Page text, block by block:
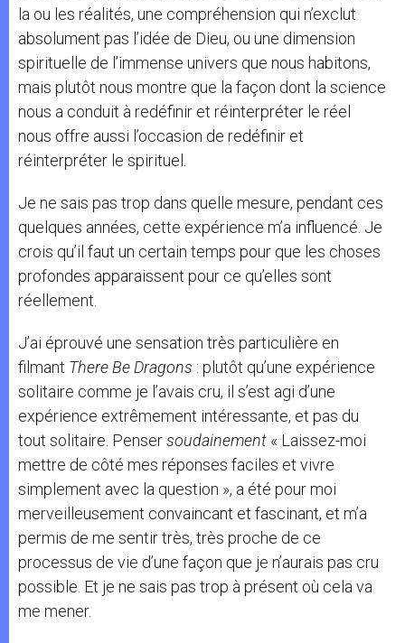
la ou les réalités, une compréhension qui n’exclut
absolument pas l’idée de Dieu, ou une dimension
spirituelle de l’immense univers que nous habitons,
mais plutôt nous montre que la façon dont la science
nous a conduit à redéfinir et réinterpréter le réel
nous offre aussi l’occasion de redéfinir et
réinterpréter le spirituel.
Je ne sais pas trop dans quelle mesure, pendant ces
quelques années, cette expérience m’a influencé. Je
crois qu’il faut un certain temps pour que les choses
profondes apparaissent pour ce qu’elles sont
réellement.
J’ai éprouvé une sensation très particulière en
filmant There Be Dragons : plutôt qu’une expérience
solitaire comme je l’avais cru, il s’est agi d’une
expérience extrêmement intéressante, et pas du
tout solitaire. Pensersoudainement « Laissez-moi
mettre de côté mes réponses faciles et vivre
simplement avec la question », a été pour moi
merveilleusement convaincant et fascinant, et m’a
permis de me sentir très, très proche de ce
processus de vie d’une façon que je n’aurais pas cru
possible. Et je ne sais pas trop à présent où cela va
me mener.